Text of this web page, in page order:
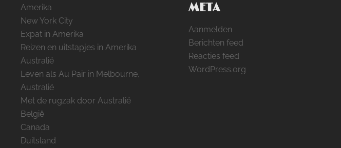
Amerika
New York City
Expat in Amerika
Reizen en uitstapjes in Amerika
Australië
Leven als Au Pair in Melbourne,
Australië
Met de rugzak door Australië
België
Canada
Duitsland
META
Aanmelden
Berichten feed
Reacties feed
WordPress.org